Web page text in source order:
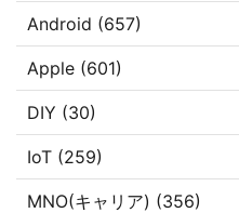
Android (657)
Apple (601)
DIY (30)
IoT (259)
MNO(キャリア) (356)